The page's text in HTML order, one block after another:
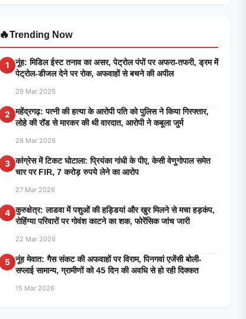
🔥Trending Now
1
नूंह: मिडिल ईस्ट तनाव का असर, पेट्रोल पंपों पर अफरा-तफरी, ड्रम में
पेट्रोल-डीजल देने पर रोक, अफवाहों से बचने की अपील
29 Mar 2026
2
महेंद्रगढ़: पत्नी की हत्या के आरोपी पति को पुलिस ने किया गिरफ्तार,
लोहे की रॉड से मारकर की थी वारदात, आरोपी ने कबूला जुर्म
28 Mar 2026
3 कांग्रेस में टिकट घोटाला: प्रियंका गांधी के पीए, केसी वेणुगोपाल समेत
चार पर FIR, 7 करोड़ रुपये लेने का आरोप
27 Mar 2026
4 कुरुक्षेत्र: लाडवा में पशुओं की हड्डियां और खुर मिलने से मचा हड़कंप,
रोहिंग्या परिवारों पर गोवंश काटने का शक, फोरेंसिक जांच जारी
22 Mar 2026
5 नूंह मेवात: गैस संकट की अफवाहों पर विराम, पिनगवां एजेंसी बोली-
सप्लाई सामान्य, ग्रामीणों को 45 दिन की अवधि से हो रही दिक्कत
15 Mar 2026